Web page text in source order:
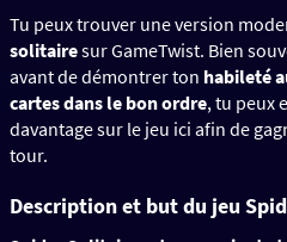
Tu peux trouver une version
solitairesur GameTwist. Bien
avant de démontrer ton habileté
cartes dans le bon ordre, tu peux
davantage sur le jeu ici afin de
tour.
Description et but du jeu